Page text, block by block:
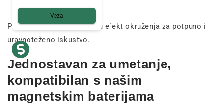
Prirodni terpeni pojačavaju efekt okruženja za potpuno i
uravnoteženo iskustvo.
Jednostavan za umetanje,
kompatibilan s našim
magnetskim baterijama
Veza